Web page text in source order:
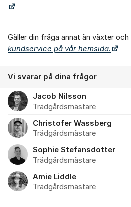
Gäller din fråga annat än växter
kundservice på vår hemsida.
Vi svarar på dina frågor
Jacob Nilsson
Trädgårdsmästare
Christofer Wassberg
Trädgårdsmästare
Sophie Stefansdotter
Trädgårdsmästare
Amie Liddle
Trädgårdsmästare